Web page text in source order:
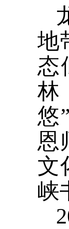
地
态
林
悠
恩
文
峡